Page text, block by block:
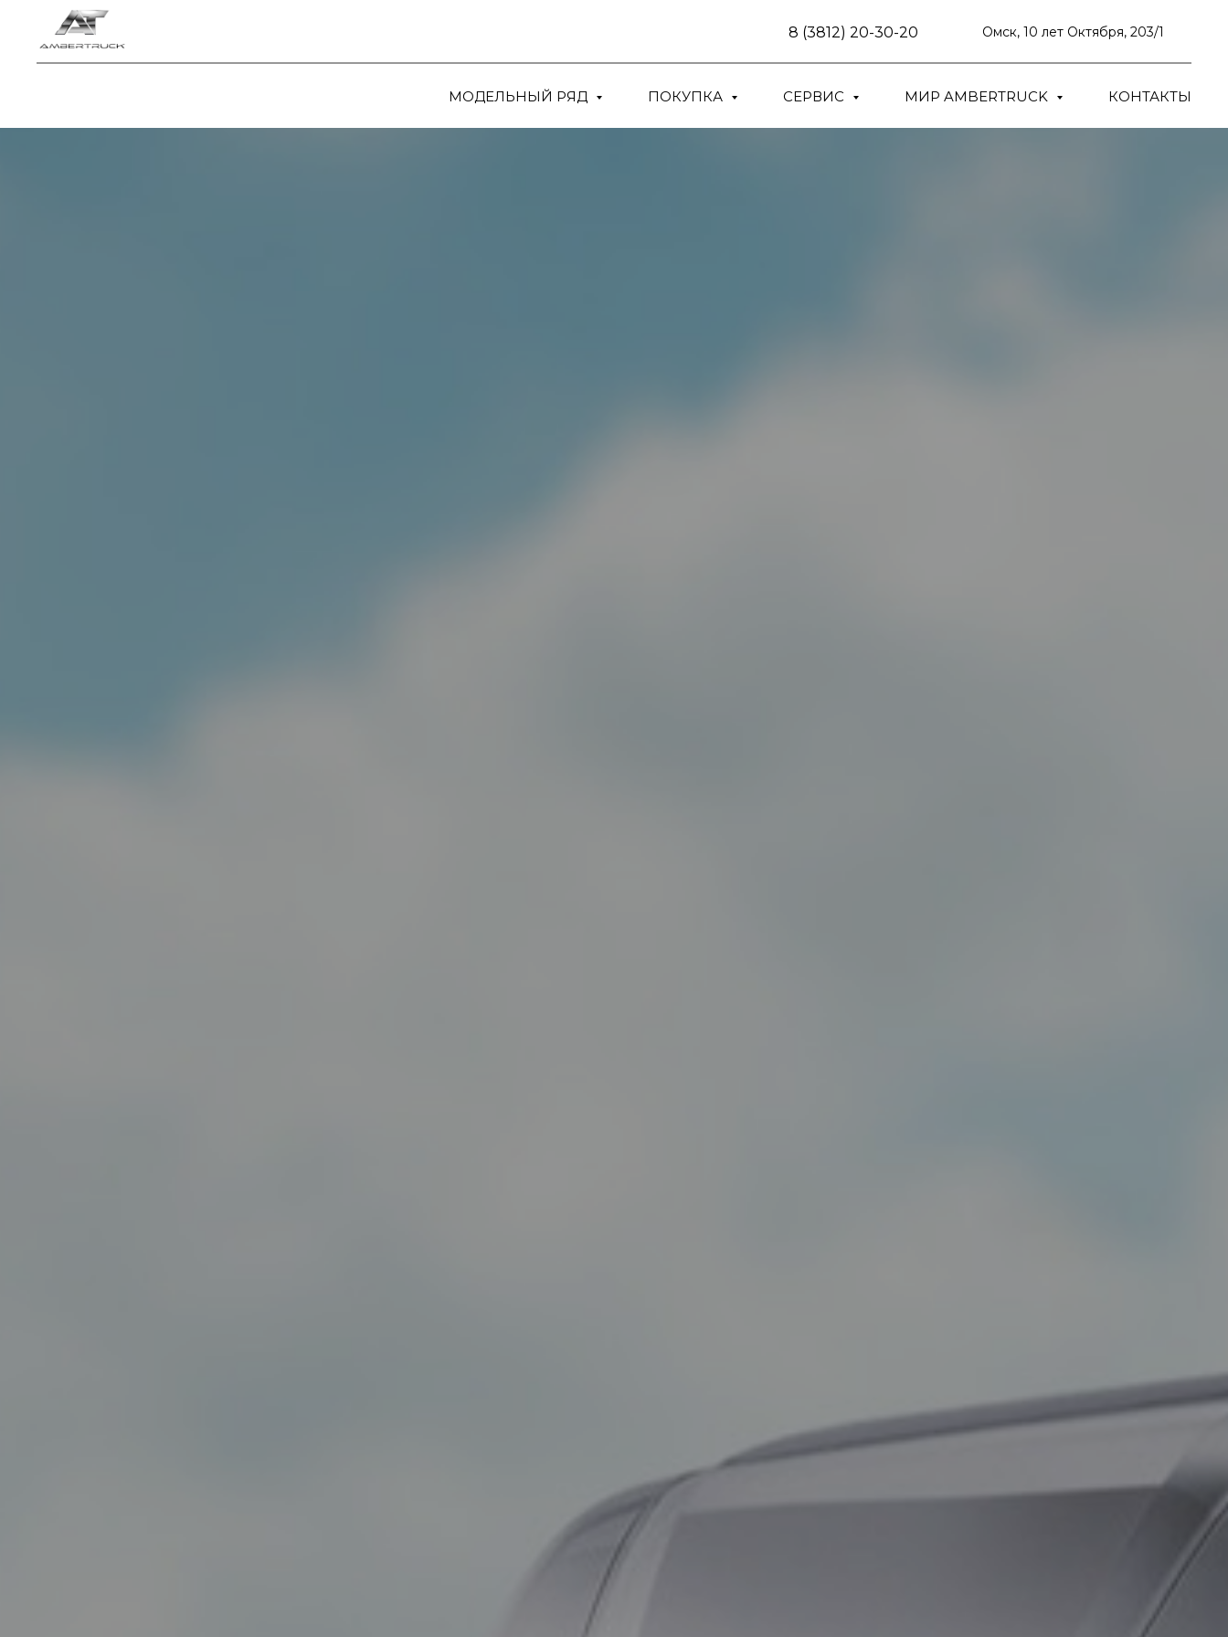
8 (3812) 20-30-20 Омск, 10 лет Октября, 203/1
МОДЕЛЬНЫЙ РЯД ПОКУПКА СЕРВИС МИР AMBERTRUCK КОНТАКТЫ